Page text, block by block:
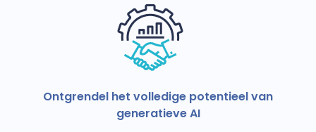
Ontgrendel het volledige potentieel van
generatieve AI